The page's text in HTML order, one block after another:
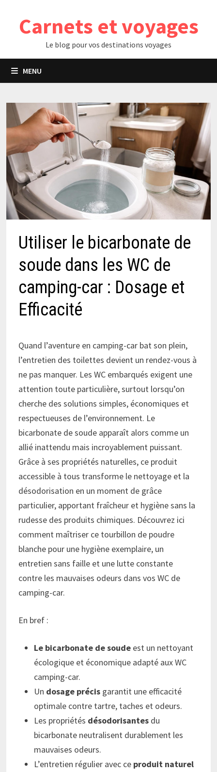
contenuCarnets et voyages
Le blog pour vos destinations voyages
MENU
Utiliser le bicarbonate de
soude dans les WC de
camping-car : Dosage et
Efficacité
Quand l’aventure en camping-car bat son plein,
l’entretien des toilettes devient un rendez-vous à
ne pas manquer. Les WC embarqués exigent une
attention toute particulière, surtout lorsqu’on
cherche des solutions simples, économiques et
respectueuses de l’environnement. Le
bicarbonate de soude apparaît alors comme un
allié inattendu mais incroyablement puissant.
Grâce à ses propriétés naturelles, ce produit
accessible à tous transforme le nettoyage et la
désodorisation en un moment de grâce
particulier, apportant fraîcheur et hygiène sans la
rudesse des produits chimiques. Découvrez ici
comment maîtriser ce tourbillon de poudre
blanche pour une hygiène exemplaire, un
entretien sans faille et une lutte constante
contre les mauvaises odeurs dans vos WC de
camping-car.
En bref :
Le bicarbonate de soude est un nettoyant
écologique et économique adapté aux WC
camping-car.
Un dosage précis garantit une efficacité
optimale contre tartre, taches et odeurs.
Les propriétés désodorisantes du
bicarbonate neutralisent durablement les
mauvaises odeurs.
L’entretien régulier avec ce produit naturel